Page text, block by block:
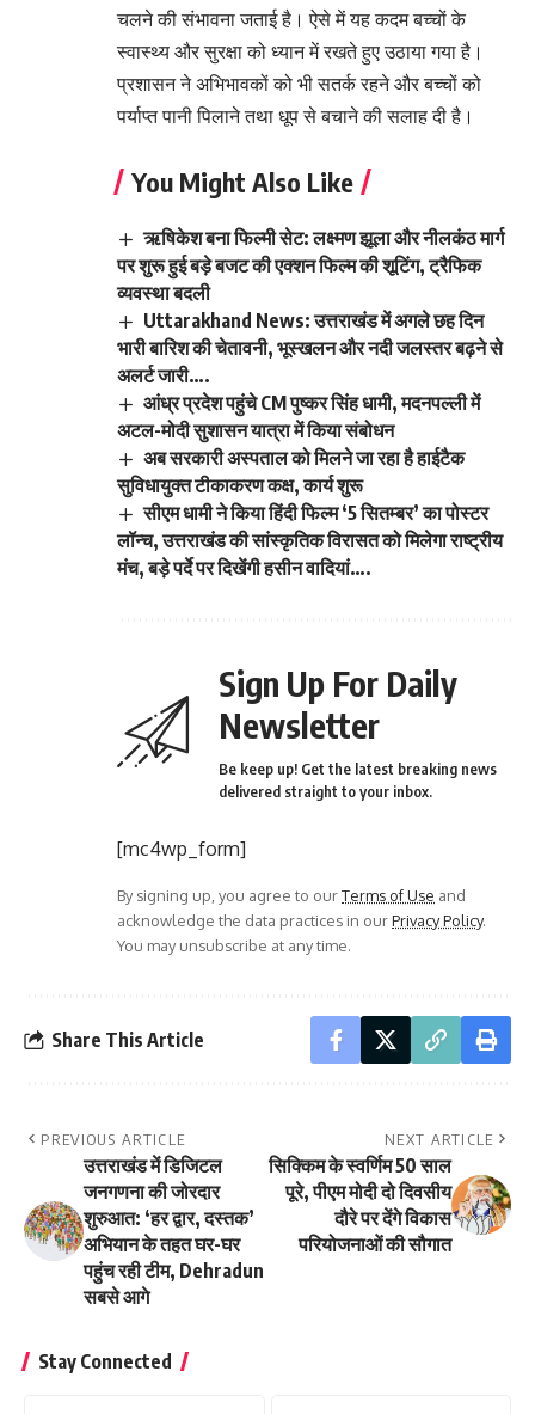
चलने की संभावना जताई है। ऐसे में यह कदम बच्चों के
स्वास्थ्य और सुरक्षा को ध्यान में रखते हुए उठाया गया है।
प्रशासन ने अभिभावकों को भी सतर्क रहने और बच्चों को
पर्याप्त पानी पिलाने तथा धूप से बचाने की सलाह दी है।
You Might Also Like
ऋषिकेश बना फिल्मी सेट: लक्ष्मण झूला और नीलकंठ मार्ग
पर शुरू हुई बड़े बजट की एक्शन फिल्म की शूटिंग, ट्रैफिक
व्यवस्था बदली
Uttarakhand News: उत्तराखंड में अगले छह दिन
भारी बारिश की चेतावनी, भूस्खलन और नदी जलस्तर बढ़ने से
अलर्ट जारी….
आंध्र प्रदेश पहुंचे CM पुष्कर सिंह धामी, मदनपल्ली में
अटल-मोदी सुशासन यात्रा में किया संबोधन
अब सरकारी अस्पताल को मिलने जा रहा है हाईटैक
सुविधायुक्त टीकाकरण कक्ष, कार्य शुरू
सीएम धामी ने किया हिंदी फिल्म ‘5 सितम्बर’ का पोस्टर
लॉन्च, उत्तराखंड की सांस्कृतिक विरासत को मिलेगा राष्ट्रीय
मंच, बड़े पर्दे पर दिखेंगी हसीन वादियां….
Sign Up For Daily
Newsletter
Be keep up! Get the latest breaking news
delivered straight to your inbox.
[mc4wp_form]
By signing up, you agree to ourTerms of Use and
acknowledge the data practices in ourPrivacy Policy.
You may unsubscribe at any time.
Share This Article
PREVIOUS ARTICLE
उत्तराखंड में डिजिटल
जनगणना की जोरदार
शुरुआत: ‘हर द्वार, दस्तक’
अभियान के तहत घर-घर
पहुंच रही टीम, Dehradun
सबसे आगे
NEXT ARTICLE
सिक्किम के स्वर्णिम 50 साल
पूरे, पीएम मोदी दो दिवसीय
दौरे पर देंगे विकास
परियोजनाओं की सौगात
Stay Connected